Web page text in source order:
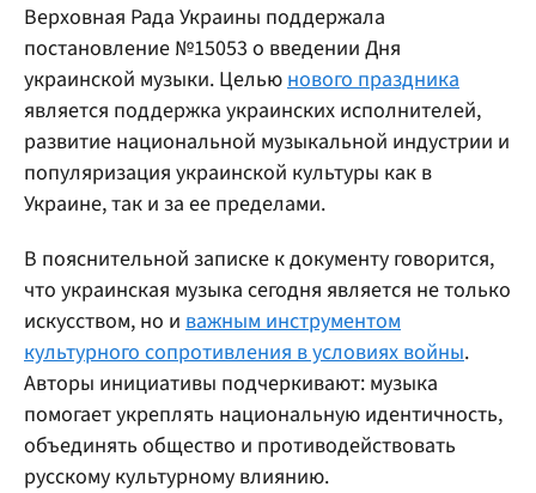
Верховная Рада Украины поддержала
постановление №15053 о введении Дня
украинской музыки. Целью нового праздника
является поддержка украинских исполнителей,
развитие национальной музыкальной индустрии и
популяризация украинской культуры как в
Украине, так и за ее пределами.
В пояснительной записке к документу говорится,
что украинская музыка сегодня является не только
искусством, но и важным инструментом
культурного сопротивления в условиях войны.
Авторы инициативы подчеркивают: музыка
помогает укреплять национальную идентичность,
объединять общество и противодействовать
русскому культурному влиянию.